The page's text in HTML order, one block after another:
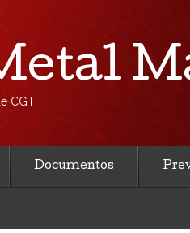
CGT
Documentos